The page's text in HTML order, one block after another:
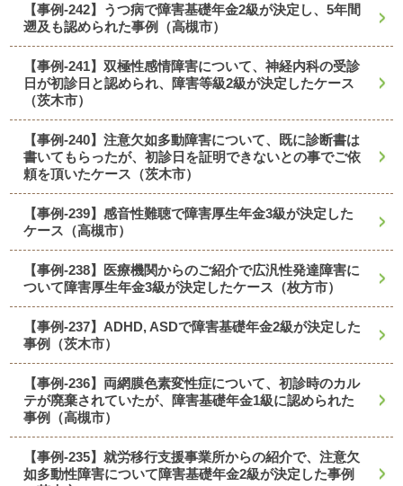
【事例-242】うつ病で障害基礎年金2級が決定し、5年間
遡及も認められた事例（高槻市）
【事例-241】双極性感情障害について、神経内科の受診
日が初診日と認められ、障害等級2級が決定したケース
（茨木市）
【事例-240】注意欠如多動障害について、既に診断書は
書いてもらったが、初診日を証明できないとの事でご依
頼を頂いたケース（茨木市）
【事例-239】感音性難聴で障害厚生年金3級が決定した
ケース（高槻市）
【事例-238】医療機関からのご紹介で広汎性発達障害に
ついて障害厚生年金3級が決定したケース（枚方市）
【事例-237】ADHD, ASDで障害基礎年金2級が決定した
事例（茨木市）
【事例-236】両網膜色素変性症について、初診時のカル
テが廃棄されていたが、障害基礎年金1級に認められた
事例（高槻市）
【事例-235】就労移行支援事業所からの紹介で、注意欠
如多動性障害について障害基礎年金2級が決定した事例